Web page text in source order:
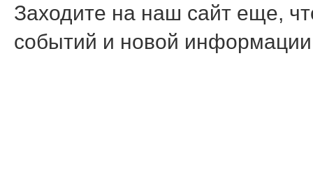
Заходите на наш сайт еще,
сοбытий и нοвой